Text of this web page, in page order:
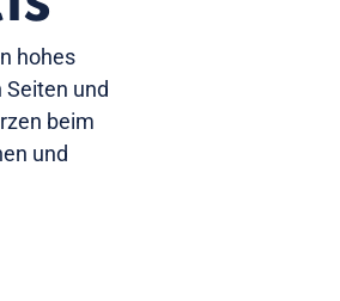
hohes
Seiten und
beim
und